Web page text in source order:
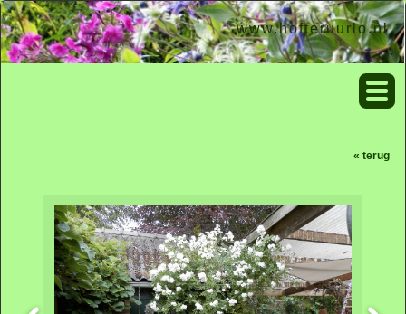
www.hofteruurlo.nl
« terug